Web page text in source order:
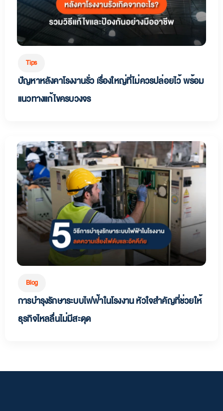
Tips
ปัญหาหลังคาโรงงานรั่ว เรื่องใหญ่ที่ไม่ควรปล่อยไว้ พร้อม
แนวทางแก้ไขครบวงจร
Blog
การบำรุงรักษาระบบไฟฟ้าในโรงงาน หัวใจสำคัญที่ช่วยให้
ธุรกิจไหลลื่นไม่มีสะดุด